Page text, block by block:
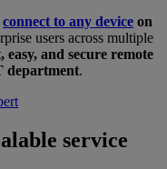
connect to any device on
users across multiple
easy, and secure remote
department.
service